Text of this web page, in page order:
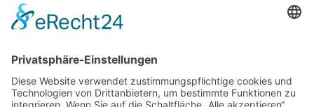
Standardzubehör
knopflochfuss Nr. 3
Reißverschlussfuss Nr. 4
Blicndstichfuss Nr. 5